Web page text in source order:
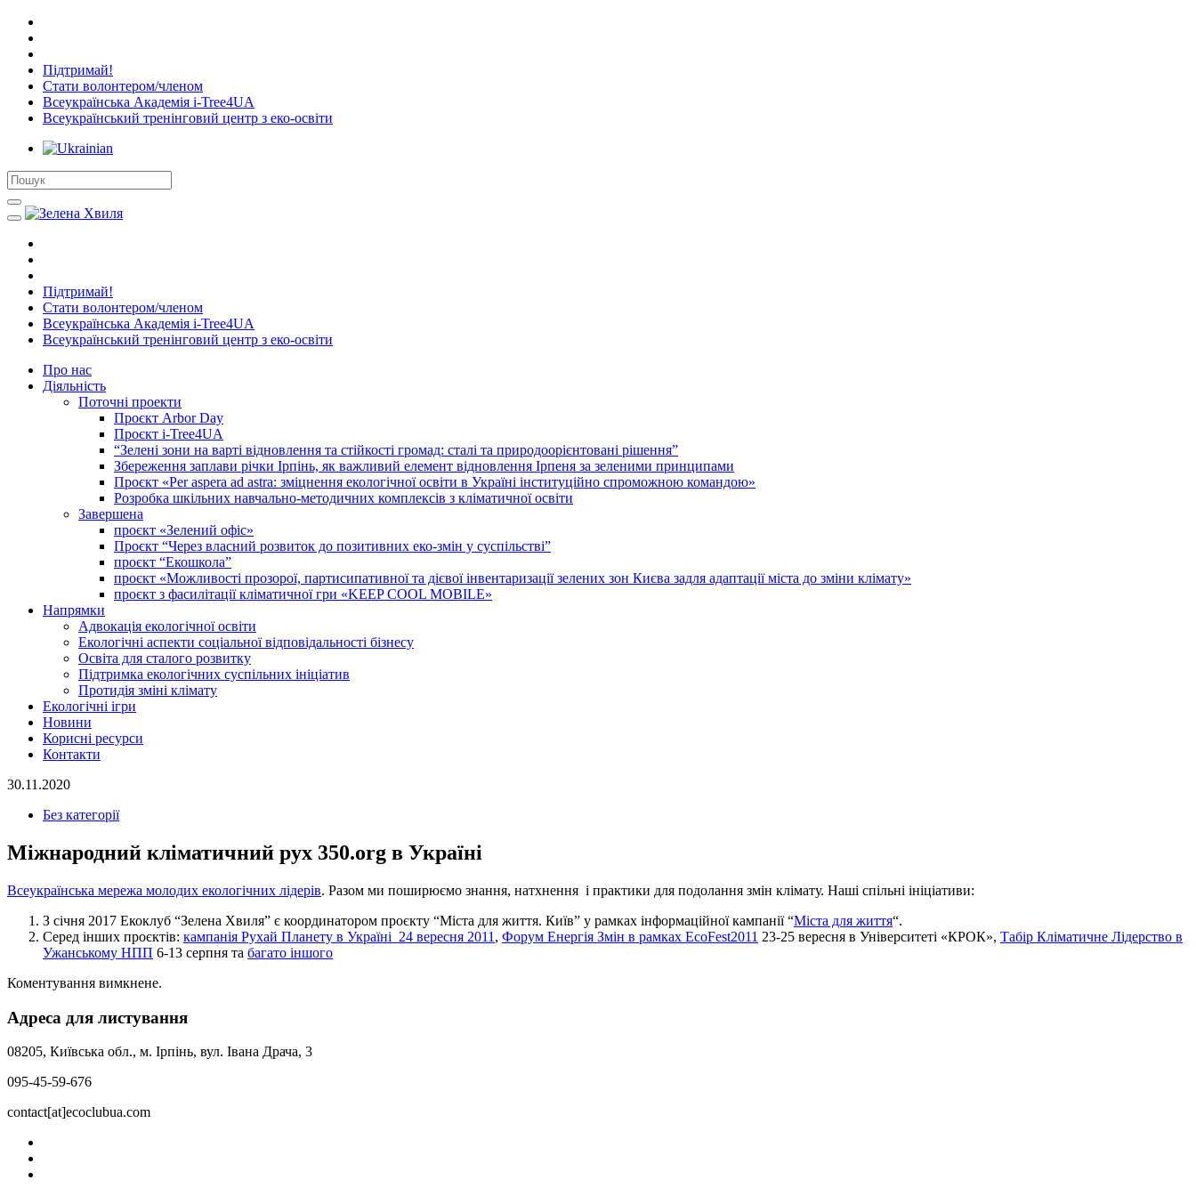
Підтримай!
Стати волонтером/членом
Всеукраїнська Академія i-Tree4UA
Всеукраїнський тренінговий центр з еко-освіти
Підтримай!
Стати волонтером/членом
Всеукраїнська Академія i-Tree4UA
Всеукраїнський тренінговий центр з еко-освіти
Про нас
Діяльність
Поточні проекти
Проєкт Arbor Day
Проєкт i-Tree4UA
“Зелені зони на варті відновлення та стійкості громад: cталі та природоорієнтовані рішення”
Збереження заплави річки Ірпінь, як важливий елемент відновлення Ірпеня за зеленими принципами
Проєкт «Per aspera ad astra: зміцнення екологічної освіти в Україні інституційно спроможною командою»
Розробка шкільних навчально-методичних комплексів з кліматичної освіти
Завершена
проєкт «Зелений офіс»
Проєкт “Через власний розвиток до позитивних еко-змін у суспільстві”
проєкт “Екошкола”
проєкт «Можливості прозорої, партисипативної та дієвої інвентаризації зелених зон Києва задля адаптації міста до зміни клімату»
проєкт з фасилітації кліматичної гри «KEEP COOL MOBILE»
Напрямки
Адвокація екологічної освіти
Екологічні аспекти соціальної відповідальності бізнесу
Освіта для сталого розвитку
Підтримка екологічних суспільних ініціатив
Протидія зміні клімату
Екологічні ігри
Новини
Корисні ресурси
Контакти
30.11.2020
Без категорії
Міжнародний кліматичний рух 350.org в Україні
Всеукраїнська мережа молодих екологічних лідерів. Разом ми поширюємо знання, натхнення і практики для подолання змін клімату. Наші спільні ініціативи:
З січня 2017 Екоклуб “Зелена Хвиля” є координатором проєкту “Міста для життя. Київ” у рамках інформаційної кампанії “Міста для життя“.
Серед інших проєктів: кампанія Рухай Планету в Україні 24 вересня 2011 , Форум Енергія Змін в рамках EcoFest2011 23-25 вересня в Університеті «КРОК», Табір Кліматичне Лідерство в
Ужанському НПП 6-13 серпня та багато іншого
Коментування вимкнене.
Адреса для листування
08205, Київська обл., м. Ірпінь, вул. Івана Драча, 3
095-45-59-676
contact[at]ecoclubua.com